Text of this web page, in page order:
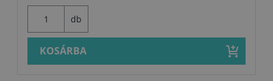
db
KOSÁRBA